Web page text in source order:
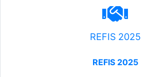
REFIS 2025
REFIS 2025